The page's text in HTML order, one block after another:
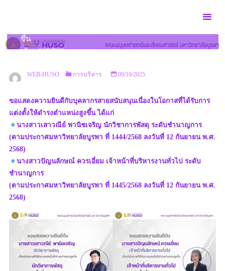
ขึ้น
HOMEการบริหาร
บุคลากรสายสนับสนุนได้รับการแต่งตั้งให้ดำรงตำแหน่ง
WEB-HUSO การบริหาร 09/10/2025
ขอแสดงความยินดีกับบุคลากรสายสนับสนุนเนื่องในโอกาสที่ได้รับการ
แต่งตั้งให้ดำรงตำแหน่งสูงขึ้น ได้แก่
นางสาวเสาวณีย์ พานิชเจริญ นักวิชาการพัสดุ ระดับชำนาญการ
(ตามประกาศมหาวิทยาลัยบูรพา ที่ 1444/2568 ลงวันที่ 12 กันยายน พ.ศ.
2568)
นางสาวปัญนลักษณ์ ควรเอี่ยม เจ้าหน้าที่บริหารงานทั่วไป ระดับ
ชำนาญการ
(ตามประกาศมหาวิทยาลัยบูรพา ที่ 1445/2568 ลงวันที่ 12 กันยายน พ.ศ.
2568)